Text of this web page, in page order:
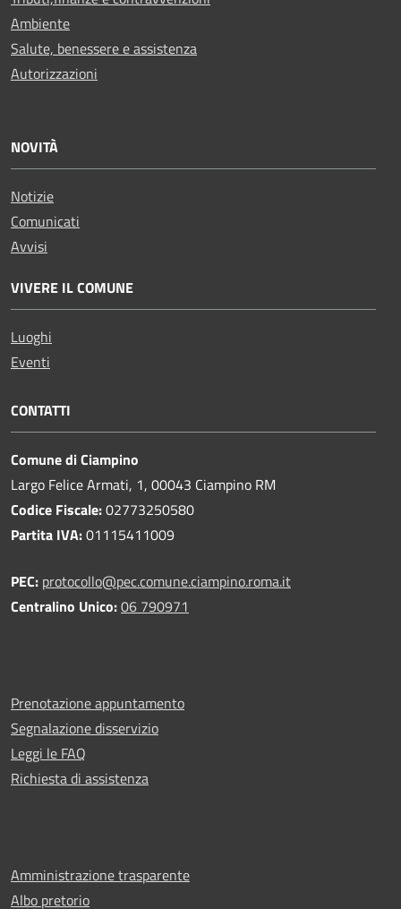
Ambiente
Salute, benessere e assistenza
Autorizzazioni
NOVITÀ
Notizie
Comunicati
Avvisi
VIVERE IL COMUNE
Luoghi
Eventi
CONTATTI
Comune di Ciampino
Largo Felice Armati, 1, 00043 Ciampino RM
Codice Fiscale:02773250580
Partita IVA:01115411009
PEC: protocollo@pec.comune.ciampino.roma.it
Centralino Unico:06 790971
Prenotazione appuntamento
Segnalazione disservizio
Leggi le FAQ
Richiesta di assistenza
Amministrazione trasparente
Albo pretorio